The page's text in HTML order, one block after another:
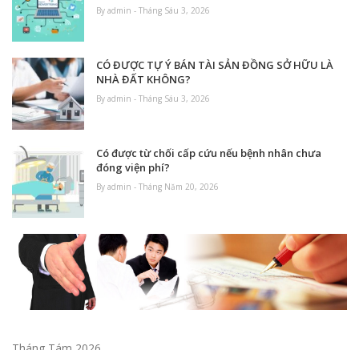
By admin - Tháng Sáu 3, 2026
CÓ ĐƯỢC TỰ Ý BÁN TÀI SẢN ĐỒNG SỞ HỮU LÀ
NHÀ ĐẤT KHÔNG?
By admin - Tháng Sáu 3, 2026
Có được từ chối cấp cứu nếu bệnh nhân chưa
đóng viện phí?
By admin - Tháng Năm 20, 2026